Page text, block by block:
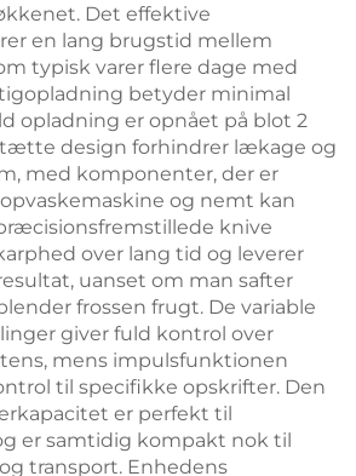
Det effektive
en lang brugstid mellem
typisk varer flere dage med
betyder minimal
opladning er opnået på blot 2
design forhindrer lækage og
med komponenter, der er
og nemt kan
knive
over lang tid og leverer
uanset om man safter
frossen frugt. De variable
giver fuld kontrol over
mens impulsfunktionen
til specifikke opskrifter. Den
er perfekt til
er samtidig kompakt nok til
transport. Enhedens